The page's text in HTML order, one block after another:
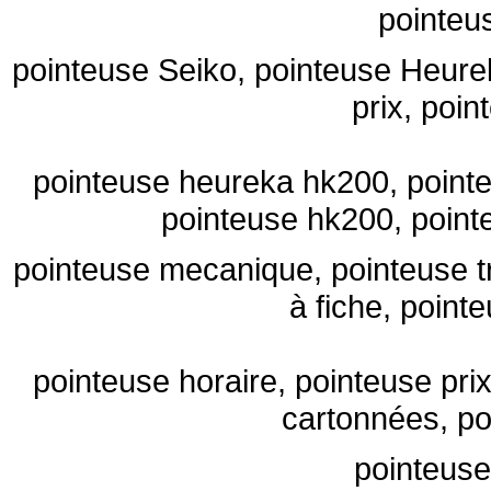
pointeuse Seiko, pointeuse
prix,
pointeuse heureka hk200,
pointeuse hk200,
pointeuse mecanique, pointeuse
à fiche,
pointeuse horaire, pointeuse
cartonnées,